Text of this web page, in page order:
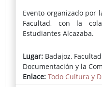
Evento organizado por
Facultad, con la
Estudiantes Alcazaba.
El concierto está
personas
universitaria y
los ERASMUS conozcan
Lugar: Badajoz,
Documentación y la
Enlace: Todo Cultura y